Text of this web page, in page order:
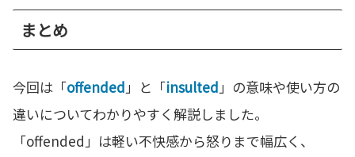
まとめ
今回は「offended」と「insulted」の意味や使い方の
違いについてわかりやすく解説しました。
「offended」は軽い不快感から怒りまで幅広く、